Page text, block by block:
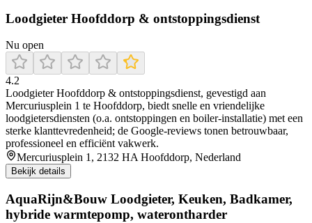
Loodgieter Hoofddorp & ontstoppingsdienst
Nu open
4.2
Loodgieter Hoofddorp & ontstoppingsdienst, gevestigd aan
Mercuriusplein 1 te Hoofddorp, biedt snelle en vriendelijke
loodgietersdiensten (o.a. ontstoppingen en boiler-installatie) met een
sterke klanttevredenheid; de Google-reviews tonen betrouwbaar,
professioneel en efficiënt vakwerk.
Mercuriusplein 1, 2132 HA Hoofddorp, Nederland
Bekijk details
AquaRijn&Bouw Loodgieter, Keuken, Badkamer,
hybride warmtepomp, waterontharder